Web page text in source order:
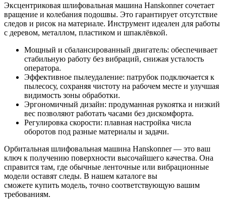
Эксцентриковая шлифовальная машина Hanskonner сочетает
вращение и колебания подошвы. Это гарантирует отсутствие
следов и рисок на материале. Инструмент идеален для работы
с деревом, металлом, пластиком и шпаклёвкой.
Мощный и сбалансированный двигатель: обеспечивает
стабильную работу без вибраций, снижая усталость
оператора.
Эффективное пылеудаление: патрубок подключается к
пылесосу, сохраняя чистоту на рабочем месте и улучшая
видимость зоны обработки.
Эргономичный дизайн: продуманная рукоятка и низкий
вес позволяют работать часами без дискомфорта.
Регулировка скорости: плавная настройка числа
оборотов под разные материалы и задачи.
Орбитальная шлифовальная машина Hanskonner — это ваш
ключ к получению поверхности высочайшего качества. Она
справится там, где обычные ленточные или вибрационные
модели оставят следы. В нашем каталоге вы
сможете купить модель, точно соответствующую вашим
требованиям.